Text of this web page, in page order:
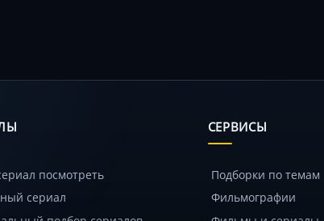
посмотреть
сериал
СЕРВИСЫ
Подборки по темам
Фильмографии